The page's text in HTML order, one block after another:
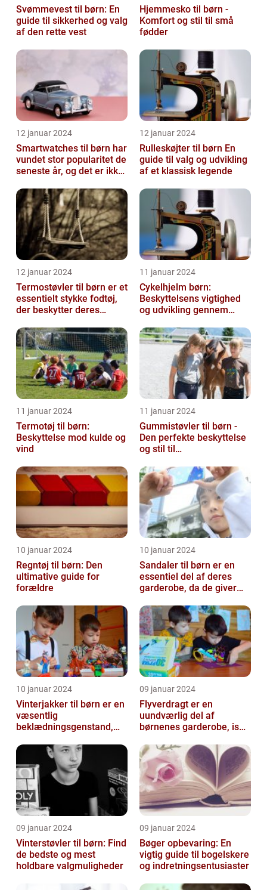
Svømmevest til børn: En
guide til sikkerhed og valg
af den rette vest
Hjemmesko til børn -
Komfort og stil til små
fødder
12 januar 2024
Smartwatches til børn har
vundet stor popularitet de
seneste år, og det er ikke
12 januar 2024
Rulleskøjter til børn En
guide til valg og udvikling
af et klassisk legende
12 januar 2024
Termostøvler til børn er et
essentielt stykke fodtøj,
der beskytter deres
fugti...
11 januar 2024
Cykelhjelm børn:
Beskyttelsens vigtighed
og udvikling gennem
11 januar 2024
Termotøj til børn:
Beskyttelse mod kulde og
vind
11 januar 2024
Gummistøvler til børn -
Den perfekte beskyttelse
og stil til
10 januar 2024
Regntøj til børn: Den
ultimative guide for
forældre
10 januar 2024
Sandaler til børn er en
essentiel del af deres
garderobe, da de giver
der...
10 januar 2024
Vinterjakker til børn er en
væsentlig
beklædningsgenstand,
rolle i at holde...
09 januar 2024
Flyverdragt er en
uundværlig del af
børnenes garderobe, især
udendørsaktiviteter ...
09 januar 2024
Vinterstøvler til børn: Find
de bedste og mest
holdbare valgmuligheder
09 januar 2024
Bøger opbevaring: En
vigtig guide til bogelskere
og indretningsentusiaster